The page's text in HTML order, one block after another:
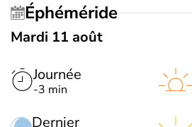
Éphéméride
Mardi 11 août
Journée
-3 min
Dernier